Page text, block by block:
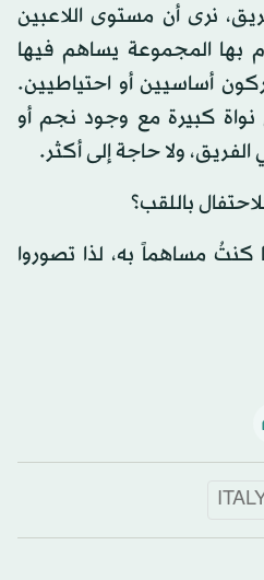
نرى أن مستوى اللاعبين
المجموعة يساهم فيها
أساسيين أو احتياطيين.
نواة كبيرة مع وجود نجم أو
ولا حاجة إلى أكثر.
باللقب؟
مساهماً به، لذا تصوروا